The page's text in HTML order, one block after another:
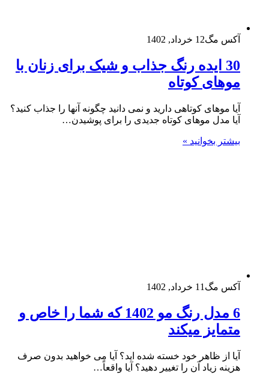
آکس مگ12 خرداد, 1402
30 ایده رنگ جذاب و شیک برای زنان با
موهای کوتاه
آیا موهای کوتاهی دارید و نمی دانید چگونه آنها را جذاب کنید؟
آیا مدل موهای کوتاه جدیدی را برای پوشیدن…
بیشتر بخوانید »
آکس مگ 11 خرداد, 1402
6 مدل رنگ مو 1402 که شما را خاص و
متمایز میکند
آیا از ظاهر خود خسته شده اید؟ آیا می خواهید بدون صرف
هزینه زیاد آن را تغییر دهید؟ آیا واقعاً…